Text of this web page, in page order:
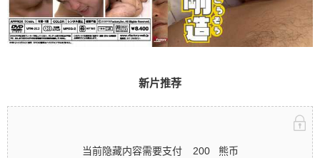
新片推荐
当前隐藏内容需要支付 200 熊币
新片推荐 当前隐藏内容需要支付200熊币 已有111
人支付 登录立刻注册 0 收藏